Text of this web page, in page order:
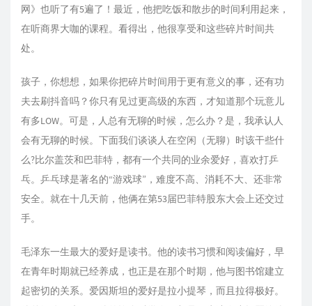
网》也听了有5遍了！最近，他把吃饭和散步的时间利用起来，
在听商界大咖的课程。看得出，他很享受和这些碎片时间共
处。
孩子，你想想，如果你把碎片时间用于更有意义的事，还有功
夫去刷抖音吗？你只有见过更高级的东西，才知道那个玩意儿
有多LOW。可是，人总有无聊的时候，怎么办？是，我承认人
会有无聊的时候。下面我们谈谈人在空闲（无聊）时该干些什
么?比尔盖茨和巴菲特，都有一个共同的业余爱好，喜欢打乒
乓。乒乓球是著名的“游戏球”，难度不高、消耗不大、还非常
安全。就在十几天前，他俩在第53届巴菲特股东大会上还交过
手。
毛泽东一生最大的爱好是读书。他的读书习惯和阅读偏好，早
在青年时期就已经养成，也正是在那个时期，他与图书馆建立
起密切的关系。爱因斯坦的爱好是拉小提琴，而且拉得极好。